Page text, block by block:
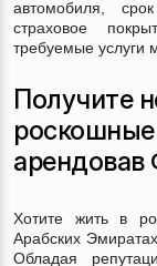
автомобиля,
страховое
требуемые услуги
Получите
арендовав
Хотите жить в
Арабских
Обладая